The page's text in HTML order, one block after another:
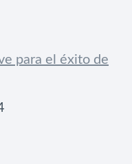
para el éxito de